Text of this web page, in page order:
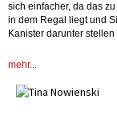
sich einfacher, da das
in dem Regal liegt und
Kanister darunter stellen
eignen sich für die
einzelne Fass ist leicht
MengePlatz eingespart.
mehr...